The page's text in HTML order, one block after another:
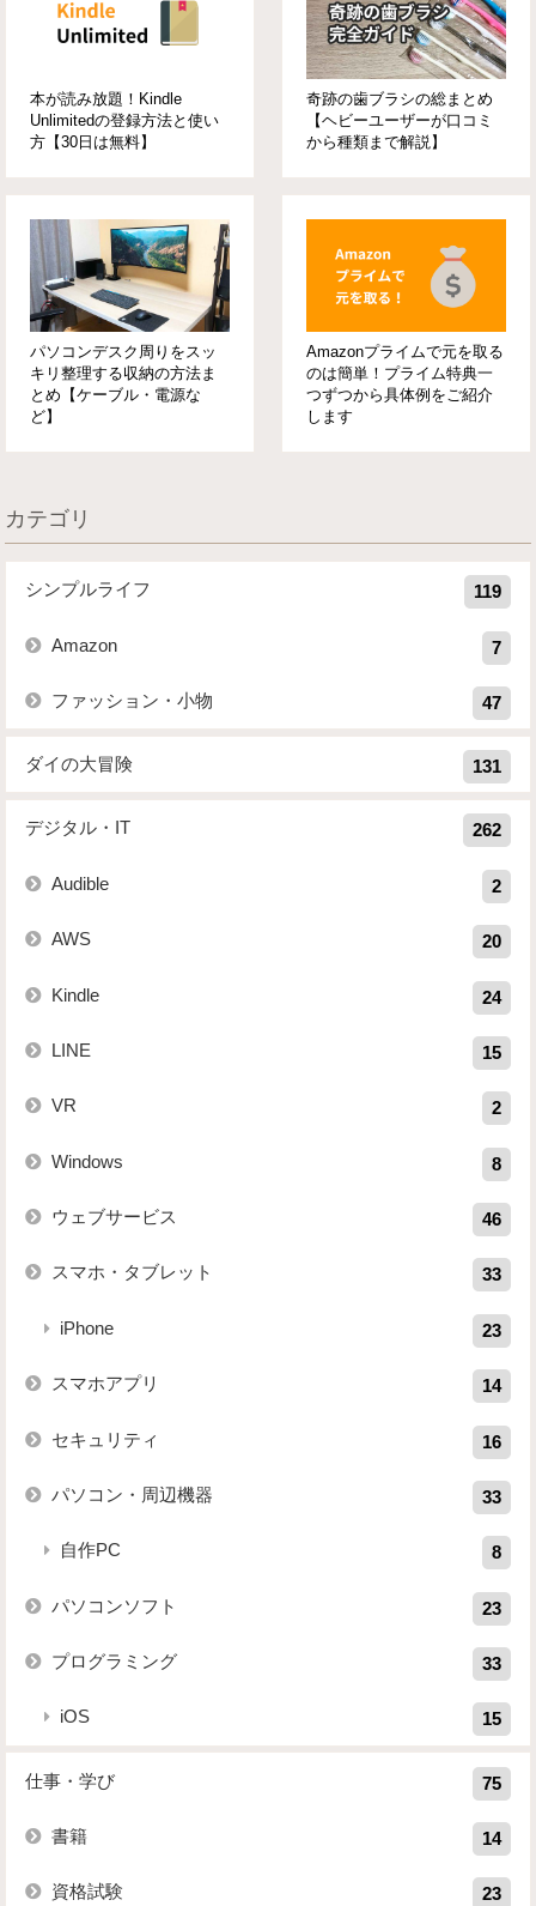
本が読み放題！Kindle
Unlimitedの登録方法と使い
方【30日は無料】
奇跡の歯ブラシの総まとめ
【ヘビーユーザーが口コミ
から種類まで解説】
パソコンデスク周りをスッ
キリ整理する収納の方法ま
とめ【ケーブル・電源な
ど】
Amazonプライムで元を取る
のは簡単！プライム特典一
つずつから具体例をご紹介
します
カテゴリ
シンプルライフ 119
Amazon 7
ファッション・小物 47
ダイの大冒険 131
デジタル・IT 262
Audible 2
AWS 20
Kindle 24
LINE 15
VR 2
Windows 8
ウェブサービス 46
スマホ・タブレット 33
iPhone 23
スマホアプリ 14
セキュリティ 16
パソコン・周辺機器 33
自作PC 8
パソコンソフト 23
プログラミング 33
iOS 15
仕事・学び 75
書籍 14
資格試験 23